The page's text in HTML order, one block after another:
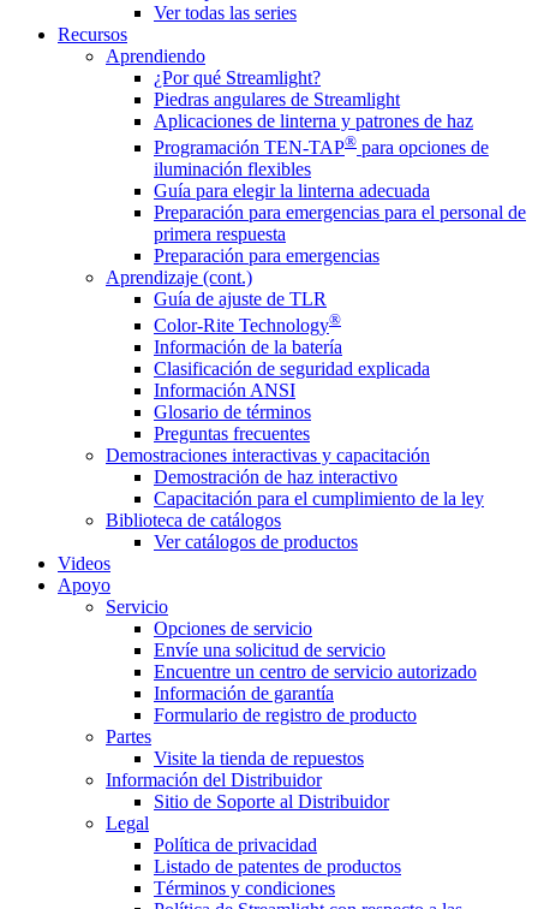
Ver todas las series
Recursos
Aprendiendo
¿Por qué Streamlight?
Piedras angulares de Streamlight
Aplicaciones de linterna y patrones de haz
Programación TEN-TAP® para opciones de
iluminación flexibles
Guía para elegir la linterna adecuada
Preparación para emergencias para el personal de
primera respuesta
Preparación para emergencias
Aprendizaje (cont.)
Guía de ajuste de TLR
Color-Rite Technology®
Información de la batería
Clasificación de seguridad explicada
Información ANSI
Glosario de términos
Preguntas frecuentes
Demostraciones interactivas y capacitación
Demostración de haz interactivo
Capacitación para el cumplimiento de la ley
Biblioteca de catálogos
Ver catálogos de productos
Videos
Apoyo
Servicio
Opciones de servicio
Envíe una solicitud de servicio
Encuentre un centro de servicio autorizado
Información de garantía
Formulario de registro de producto
Partes
Visite la tienda de repuestos
Información del Distribuidor
Sitio de Soporte al Distribuidor
Legal
Política de privacidad
Listado de patentes de productos
Términos y condiciones